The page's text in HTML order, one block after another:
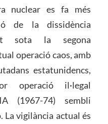
nuclear es fa més
de la dissidència
sota la segona
operació caos, amb
estatunidencs,
operació il·legal
(1967-74) sembli
La vigilància actual és